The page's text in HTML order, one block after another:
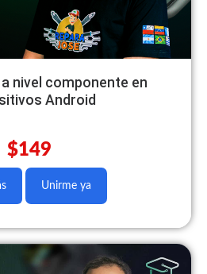
nivel componente en
Android
$149
Unirme ya